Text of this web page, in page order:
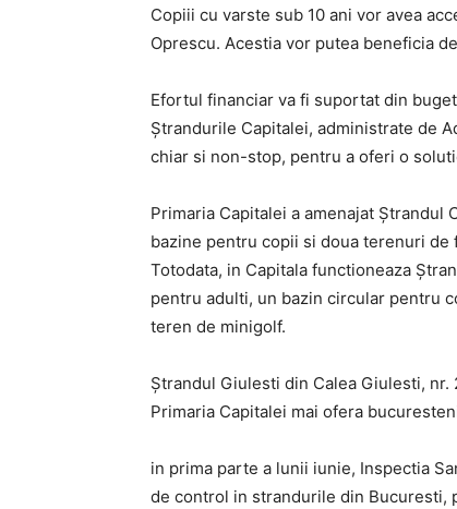
Copiii cu varste sub 10 ani vor avea
Oprescu. Acestia vor putea beneficia
Efortul financiar va fi suportat din
Ştrandurile Capitalei, administrate de
chiar si non-stop, pentru a oferi o
Primaria Capitalei a amenajat
bazine pentru copii si doua terenuri
Totodata, in Capitala functioneaza
pentru adulti, un bazin circular pentru
teren de minigolf.
Ştrandul Giulesti din Calea Giulesti,
Primaria Capitalei mai ofera
in prima parte a lunii iunie, Inspectia
de control in strandurile din